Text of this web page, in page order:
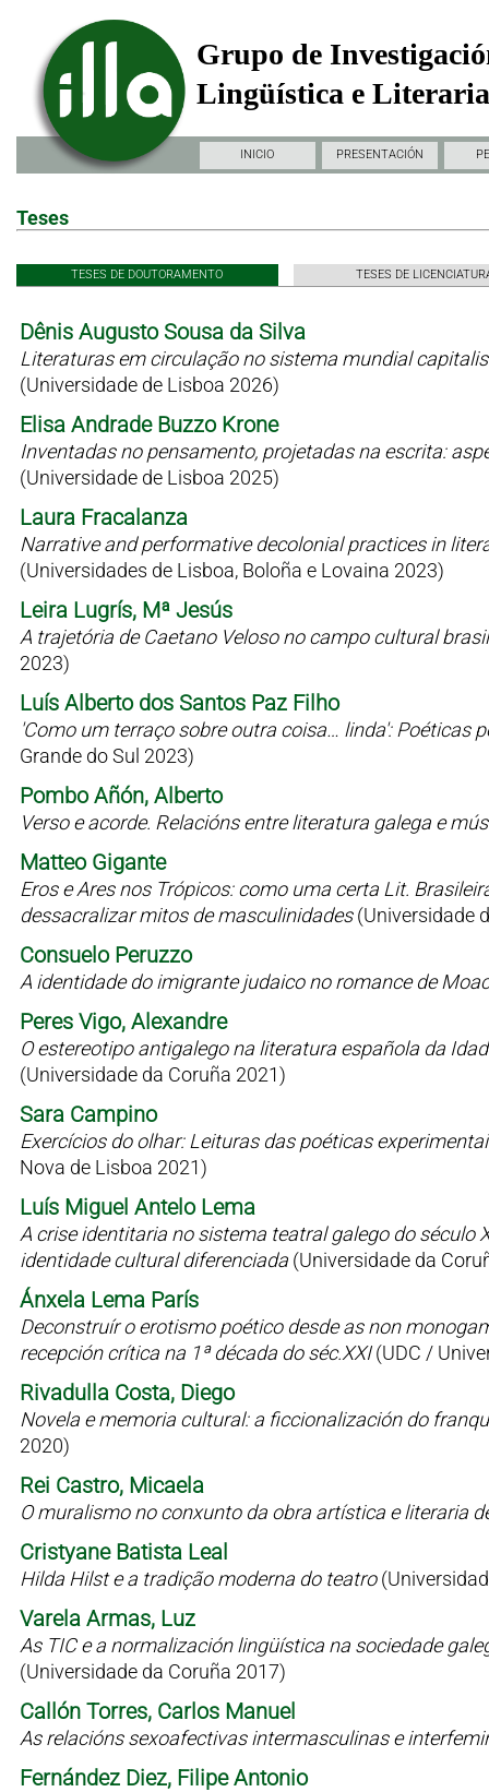
Grupo de
Lingüística e
INICIO PRESENTACIÓN
Teses
TESES DE DOUTORAMENTO TESES DE
Dênis Augusto Sousa da Silva
Literaturas em circulação no sistema mundial
(Universidade de Lisboa 2026)
Elisa Andrade Buzzo Krone
Inventadas no pensamento, projetadas na escrita:
(Universidade de Lisboa 2025)
Laura Fracalanza
Narrative and performative decolonial practices in
(Universidades de Lisboa, Boloña e Lovaina 2023)
Leira Lugrís, Mª Jesús
A trajetória de Caetano Veloso no campo cultural
2023)
Luís Alberto dos Santos Paz Filho
'Como um terraço sobre outra coisa… linda': Poéticas
Grande do Sul 2023)
Pombo Añón, Alberto
Verso e acorde. Relacións entre literatura galega e
Matteo Gigante
Eros e Ares nos Trópicos: como uma certa Lit.
dessacralizar mitos de masculinidades(Universidade
Consuelo Peruzzo
A identidade do imigrante judaico no romance de
Peres Vigo, Alexandre
O estereotipo antigalego na literatura española da
(Universidade da Coruña 2021)
Sara Campino
Exercícios do olhar: Leituras das poéticas
Nova de Lisboa 2021)
Luís Miguel Antelo Lema
A crise identitaria no sistema teatral galego do século
identidade cultural diferenciada (Universidade da
Ánxela Lema París
Deconstruír o erotismo poético desde as non
recepción crítica na 1ª década do séc.XXI(UDC /
Rivadulla Costa, Diego
Novela e memoria cultural: a ficcionalización do
2020)
Rei Castro, Micaela
O muralismo no conxunto da obra artística e literaria
Cristyane Batista Leal
Hilda Hilst e a tradição moderna do teatro
Varela Armas, Luz
As TIC e a normalización lingüística na sociedade
(Universidade da Coruña 2017)
Callón Torres, Carlos Manuel
As relacións sexoafectivas intermasculinas e
Fernández Diez, Filipe Antonio